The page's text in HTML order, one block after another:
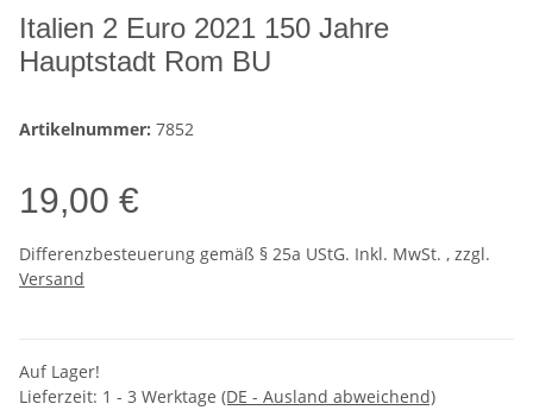
Italien 2 Euro 2021 150 Jahre
Hauptstadt Rom BU
Artikelnummer: 7852
19,00 €
Differenzbesteuerung gemäß § 25a UStG. Inkl. MwSt. , zzgl.
Versand
Auf Lager!
Lieferzeit: 1 - 3 Werktage (DE - Ausland abweichend)